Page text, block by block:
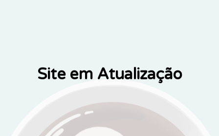
Site em Atualização